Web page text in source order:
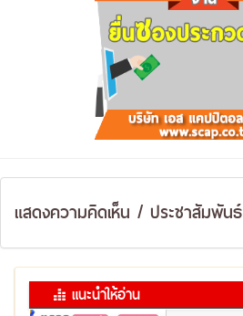
แสดงความคิดเห็น / ประชาสัมพันธ์
แนะนำให้อ่าน